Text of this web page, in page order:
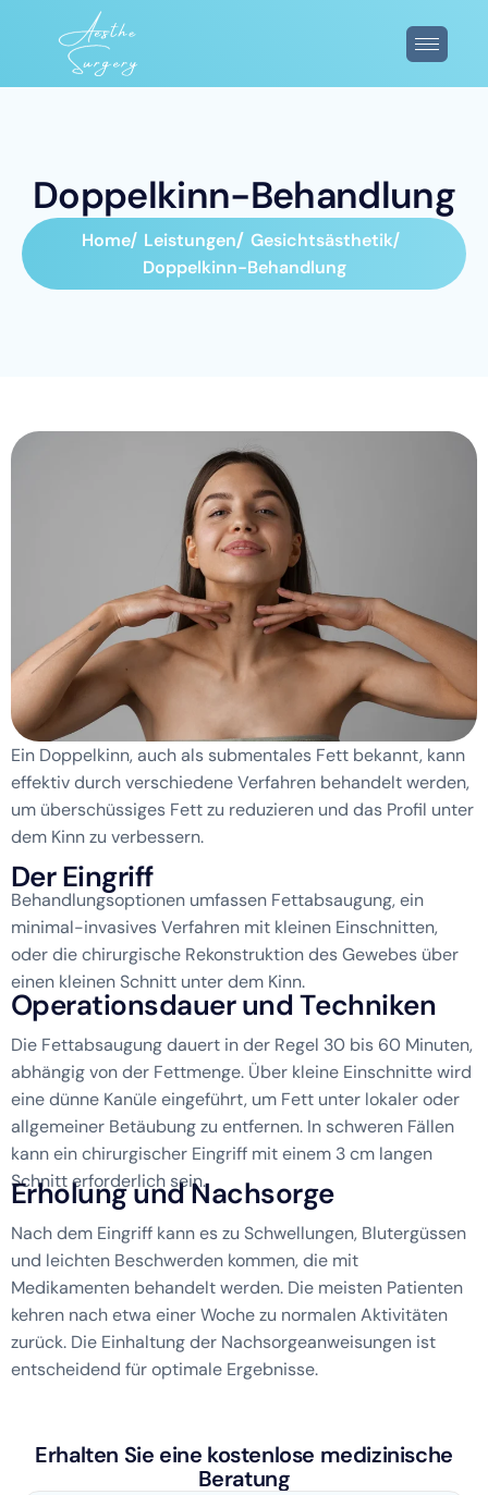
Doppelkinn-Behandlung
Home Leistungen
Gesichtsästhetik
Doppelkinn-Behandlung
Ein Doppelkinn, auch als submentales Fett bekannt, kann
effektiv durch verschiedene Verfahren behandelt werden,
um überschüssiges Fett zu reduzieren und das Profil unter
dem Kinn zu verbessern.
DerEingriff
Behandlungsoptionen umfassen Fettabsaugung, ein
minimal-invasives Verfahren mit kleinen Einschnitten,
oder die chirurgische Rekonstruktion des Gewebes über
einen kleinen Schnitt unter dem Kinn.
Operationsdauerund Techniken
Die Fettabsaugung dauert in der Regel 30 bis 60 Minuten,
abhängig von der Fettmenge. Über kleine Einschnitte wird
eine dünne Kanüle eingeführt, um Fett unter lokaler oder
allgemeiner Betäubung zu entfernen. In schweren Fällen
kann ein chirurgischer Eingriff mit einem 3 cm langen
Schnitt erforderlich sein.
ErholungundNachsorge
Nach dem Eingriff kann es zu Schwellungen, Blutergüssen
und leichten Beschwerden kommen, die mit
Medikamenten behandelt werden. Die meisten Patienten
kehren nach etwa einer Woche zu normalen Aktivitäten
zurück. Die Einhaltung der Nachsorgeanweisungen ist
entscheidend für optimale Ergebnisse.
Erhalten Sie eine kostenlose medizinische
Beratung